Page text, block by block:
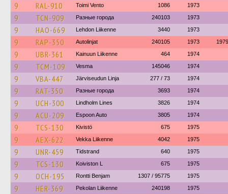
9 RAL-910 Toimi Vento 1086 1973
9 TCN-909 Разные города 240103 1973
9 HAO-669 Lehdon Liikenne 3440 1973
9 RAP-350 Autolinjat 240105 1973 1979
9 UBR-361 Kainuun Liikenne 464 1974
9 TCM-109 Vesma 145046 1974
9 VBA-447 Järviseudun Linja 277 / 73 1974
9 RAT-350 Разные города 3693 1974
9 UCH-300 Lindholm Lines 3826 1974
9 ACU-209 Espoon Auto 3805 1974
9 TCS-130 Kivistö 675 1975
9 AEX-622 Vekka Liikenne 4042 1975
9 UNR-459 Tidstrand 640 1975
9 TCS-130 Koiviston L 675 1975
9 OCH-195 Rontti Benjam 1307 / 95775 1975
9 HER-369 Pekolan Liikenne 240198 1975